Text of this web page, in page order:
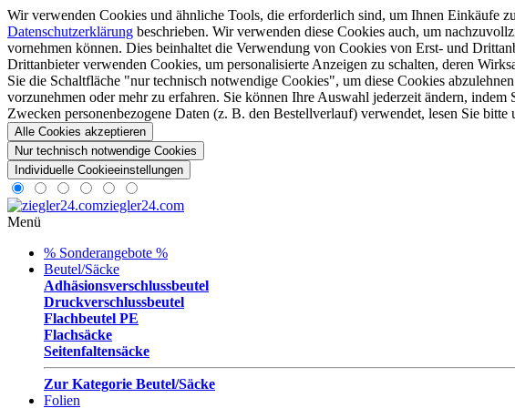
Wir verwenden Cookies und ähnliche Tools, die erforderlich sind, um Ihnen Einkäufe
Datenschutzerklärung beschrieben. Wir verwenden diese Cookies auch, um
vornehmen können. Dies beinhaltet die Verwendung von Cookies von Erst- und
Drittanbieter verwenden Cookies, um personalisierte Anzeigen zu schalten, deren
Sie die Schaltfläche "nur technisch notwendige Cookies", um diese Cookies
vorzunehmen oder mehr zu erfahren. Sie können Ihre Auswahl jederzeit ändern,
Zwecken personenbezogene Daten (z. B. den Bestellverlauf) verwendet, lesen Sie bitte
Alle Cookies akzeptieren
Nur technisch notwendige Cookies
Individuelle Cookieeinstellungen
ziegler24.com
Menü
% Sonderangebote %
Beutel/Säcke
Adhäsionsverschlussbeutel
Druckverschlussbeutel
Flachbeutel PE
Flachsäcke
Seitenfaltensäcke
Zur Kategorie Beutel/Säcke
Folien